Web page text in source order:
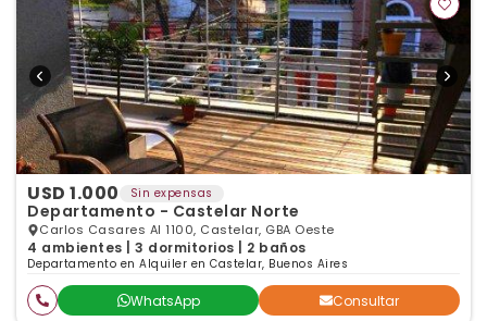
USD 1.000 Sin expensas
Departamento - Castelar Norte
Carlos Casares Al 1100, Castelar, GBA Oeste
4 ambientes | 3 dormitorios | 2 baños
Departamento en Alquiler en Castelar, Buenos Aires
WhatsApp Consultar